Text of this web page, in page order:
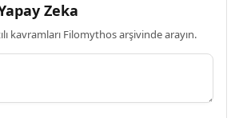
Zeka
kavramları Filomythos arşivinde arayın.